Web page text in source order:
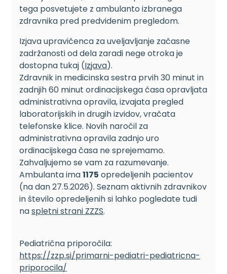
tega posvetujete z ambulanto izbranega
zdravnika pred predvidenim pregledom.
Izjava upravičenca za uveljavljanje začasne
zadržanosti od dela zaradi nege otroka je
dostopna tukaj (Izjava).
Zdravnik in medicinska sestra prvih 30 minut in
zadnjih 60 minut ordinacijskega časa opravljata
administrativna opravila, izvajata pregled
laboratorijskih in drugih izvidov, vračata
telefonske klice. Novih naročil za
administrativna opravila zadnjo uro
ordinacijskega časa ne sprejemamo.
Zahvaljujemo se vam za razumevanje.
Ambulanta ima1175 opredeljenih pacientov
(na dan 27.5.2026). Seznam aktivnih zdravnikov
in število opredeljenih si lahko pogledate tudi
naspletni strani ZZZS.
Pediatrična priporočila:
https://zzp.si/primarni-pediatri-pediatricna-
priporocila/